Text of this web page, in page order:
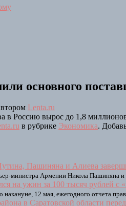
основного
Lenta.ru
в Россию вырос до 1,8
в рубрике Экономика.
министра Армении Никола Пашиняна
12 мая, ежегодного отчета